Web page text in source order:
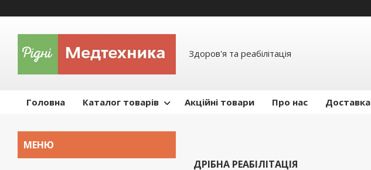
Здоров'я та реабілітація
Головна Каталог товарів Акційні товари Про нас
ДРІБНА РЕАБІЛІТАЦІЯ